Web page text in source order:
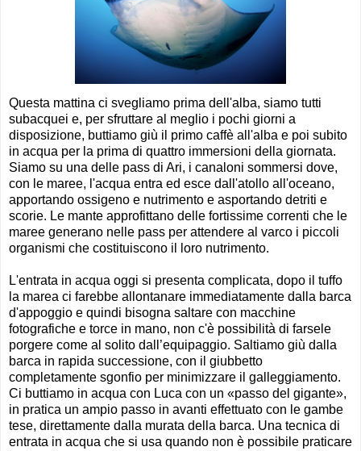
Questa mattina ci svegliamo prima dell'alba, siamo tutti
subacquei e, per sfruttare al meglio i pochi giorni a
disposizione, buttiamo giù il primo caffè all'alba e poi subito
in acqua per la prima di quattro immersioni della giornata.
Siamo su una delle pass di Ari, i canaloni sommersi dove,
con le maree, l'acqua entra ed esce dall'atollo all'oceano,
apportando ossigeno e nutrimento e asportando detriti e
scorie. Le mante approfittano delle fortissime correnti che le
maree generano nelle pass per attendere al varco i piccoli
organismi che costituiscono il loro nutrimento.
L'entrata in acqua oggi si presenta complicata, dopo il tuffo
la marea ci farebbe allontanare immediatamente dalla barca
d'appoggio e quindi bisogna saltare con macchine
fotografiche e torce in mano, non c'è possibilità di farsele
porgere come al solito dall’equipaggio. Saltiamo giù dalla
barca in rapida successione, con il giubbetto
completamente sgonfio per minimizzare il galleggiamento.
Ci buttiamo in acqua con Luca con un «passo del gigante»,
in pratica un ampio passo in avanti effettuato con le gambe
tese, direttamente dalla murata della barca. Una tecnica di
entrata in acqua che si usa quando non è possibile praticare